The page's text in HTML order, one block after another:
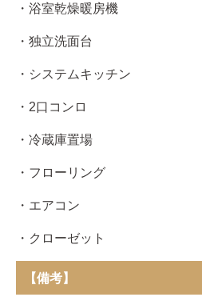
・浴室乾燥暖房機
・独立洗面台
・システムキッチン
・2口コンロ
・冷蔵庫置場
・フローリング
・エアコン
・クローゼット
【備考】